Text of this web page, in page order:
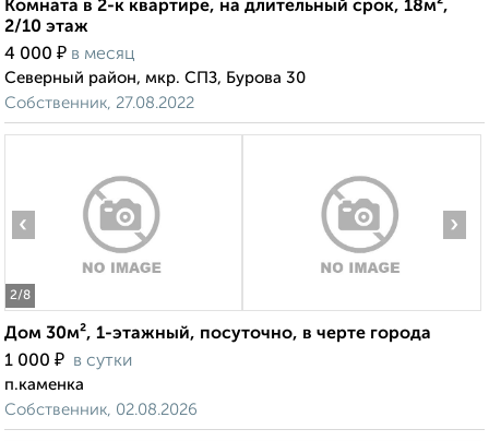
Комната в 2-к квартире, на длительный срок, 18м²,
2/10 этаж
4 000 ₽ в месяц
Северный район, мкр. СПЗ, Бурова 30
Собственник, 27.08.2022
2/8
‹ ›
Дом 30м², 1-этажный, посуточно, в черте города
1 000 ₽ в сутки
п.каменка
Собственник, 02.08.2026